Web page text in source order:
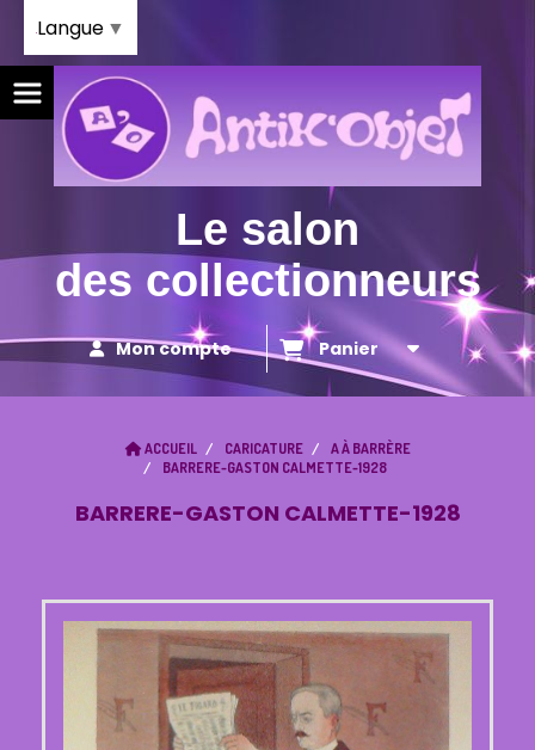
Le salon
des collectionneurs
Mon compte Panier
ACCUEIL CARICATURE
A À BARRÈRE
BARRERE-GASTON CALMETTE-1928
BARRERE-GASTON CALMETTE-1928
Langue ▼